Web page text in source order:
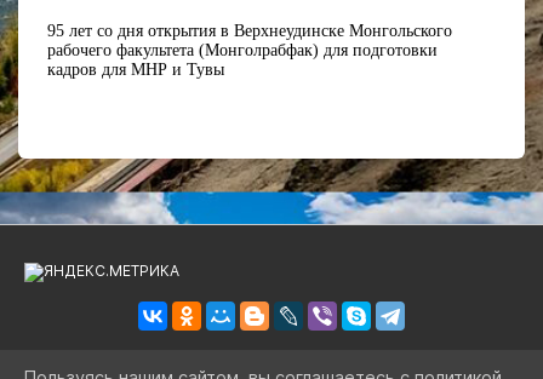
95 лет со дня открытия в Верхнеудинске Монгольского
рабочего факультета (Монголрабфак) для подготовки
кадров для МНР и Тувы